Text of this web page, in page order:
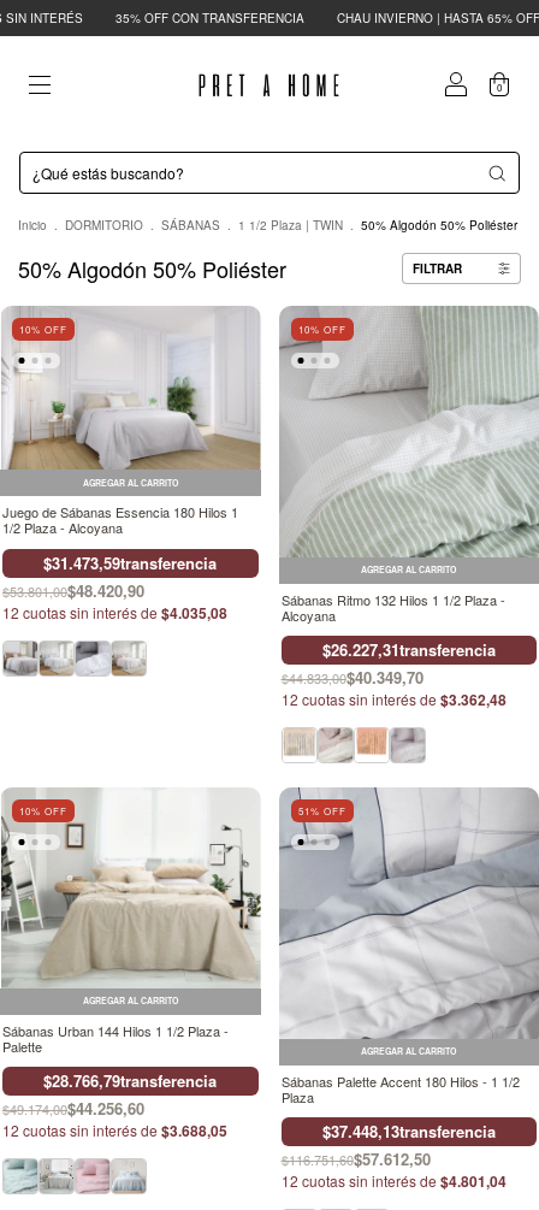
35% OFF CON TRANSFERENCIA CHAU INVIERNO | HASTA 65% OFF
0
Inicio . DORMITORIO . SÁBANAS . 1 1/2 Plaza | TWIN . 50% Algodón 50% Poliéster
50% Algodón 50% Poliéster FILTRAR
10% OFF
AGREGAR AL CARRITO
Juego de Sábanas Essencia 180 Hilos 1
1/2 Plaza - Alcoyana
$31.473,59transferencia
$53.801,00$48.420,90
12 cuotas sin interés de $4.035,08
10% OFF
AGREGAR AL CARRITO
Sábanas Ritmo 132 Hilos 1 1/2 Plaza -
Alcoyana
$26.227,31transferencia
$44.833,00$40.349,70
12 cuotas sin interés de $3.362,48
10% OFF
AGREGAR AL CARRITO
Sábanas Urban 144 Hilos 1 1/2 Plaza -
Palette
$28.766,79transferencia
$49.174,00$44.256,60
12 cuotas sin interés de $3.688,05
51% OFF
AGREGAR AL CARRITO
Sábanas Palette Accent 180 Hilos - 1 1/2
Plaza
$37.448,13transferencia
$116.751,60$57.612,50
12 cuotas sin interés de $4.801,04